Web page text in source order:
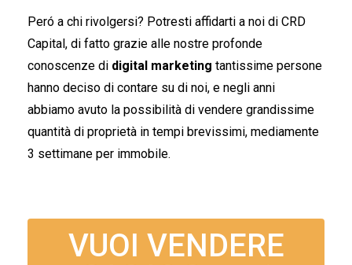
Peró a chi rivolgersi? Potresti affidarti a noi di CRD
Capital, di fatto grazie alle nostre profonde
conoscenze di digital marketing tantissime persone
hanno deciso di contare su di noi, e negli anni
abbiamo avuto la possibilità di vendere grandissime
quantità di proprietà in tempi brevissimi, mediamente
3 settimane per immobile.
VUOI VENDERE